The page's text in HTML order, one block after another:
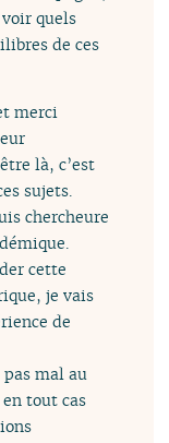
quels
de ces
merci
là, c’est
sujets.
chercheure
cette
je vais
de
pas mal au
tout cas